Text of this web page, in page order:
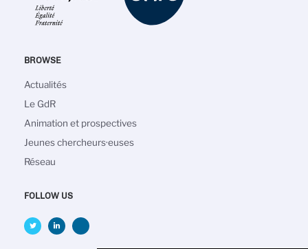
BROWSE
Navigation
principale
Actualités
Le GdR
Animation et prospectives
Jeunes chercheurs·euses
Réseau
FOLLOW US